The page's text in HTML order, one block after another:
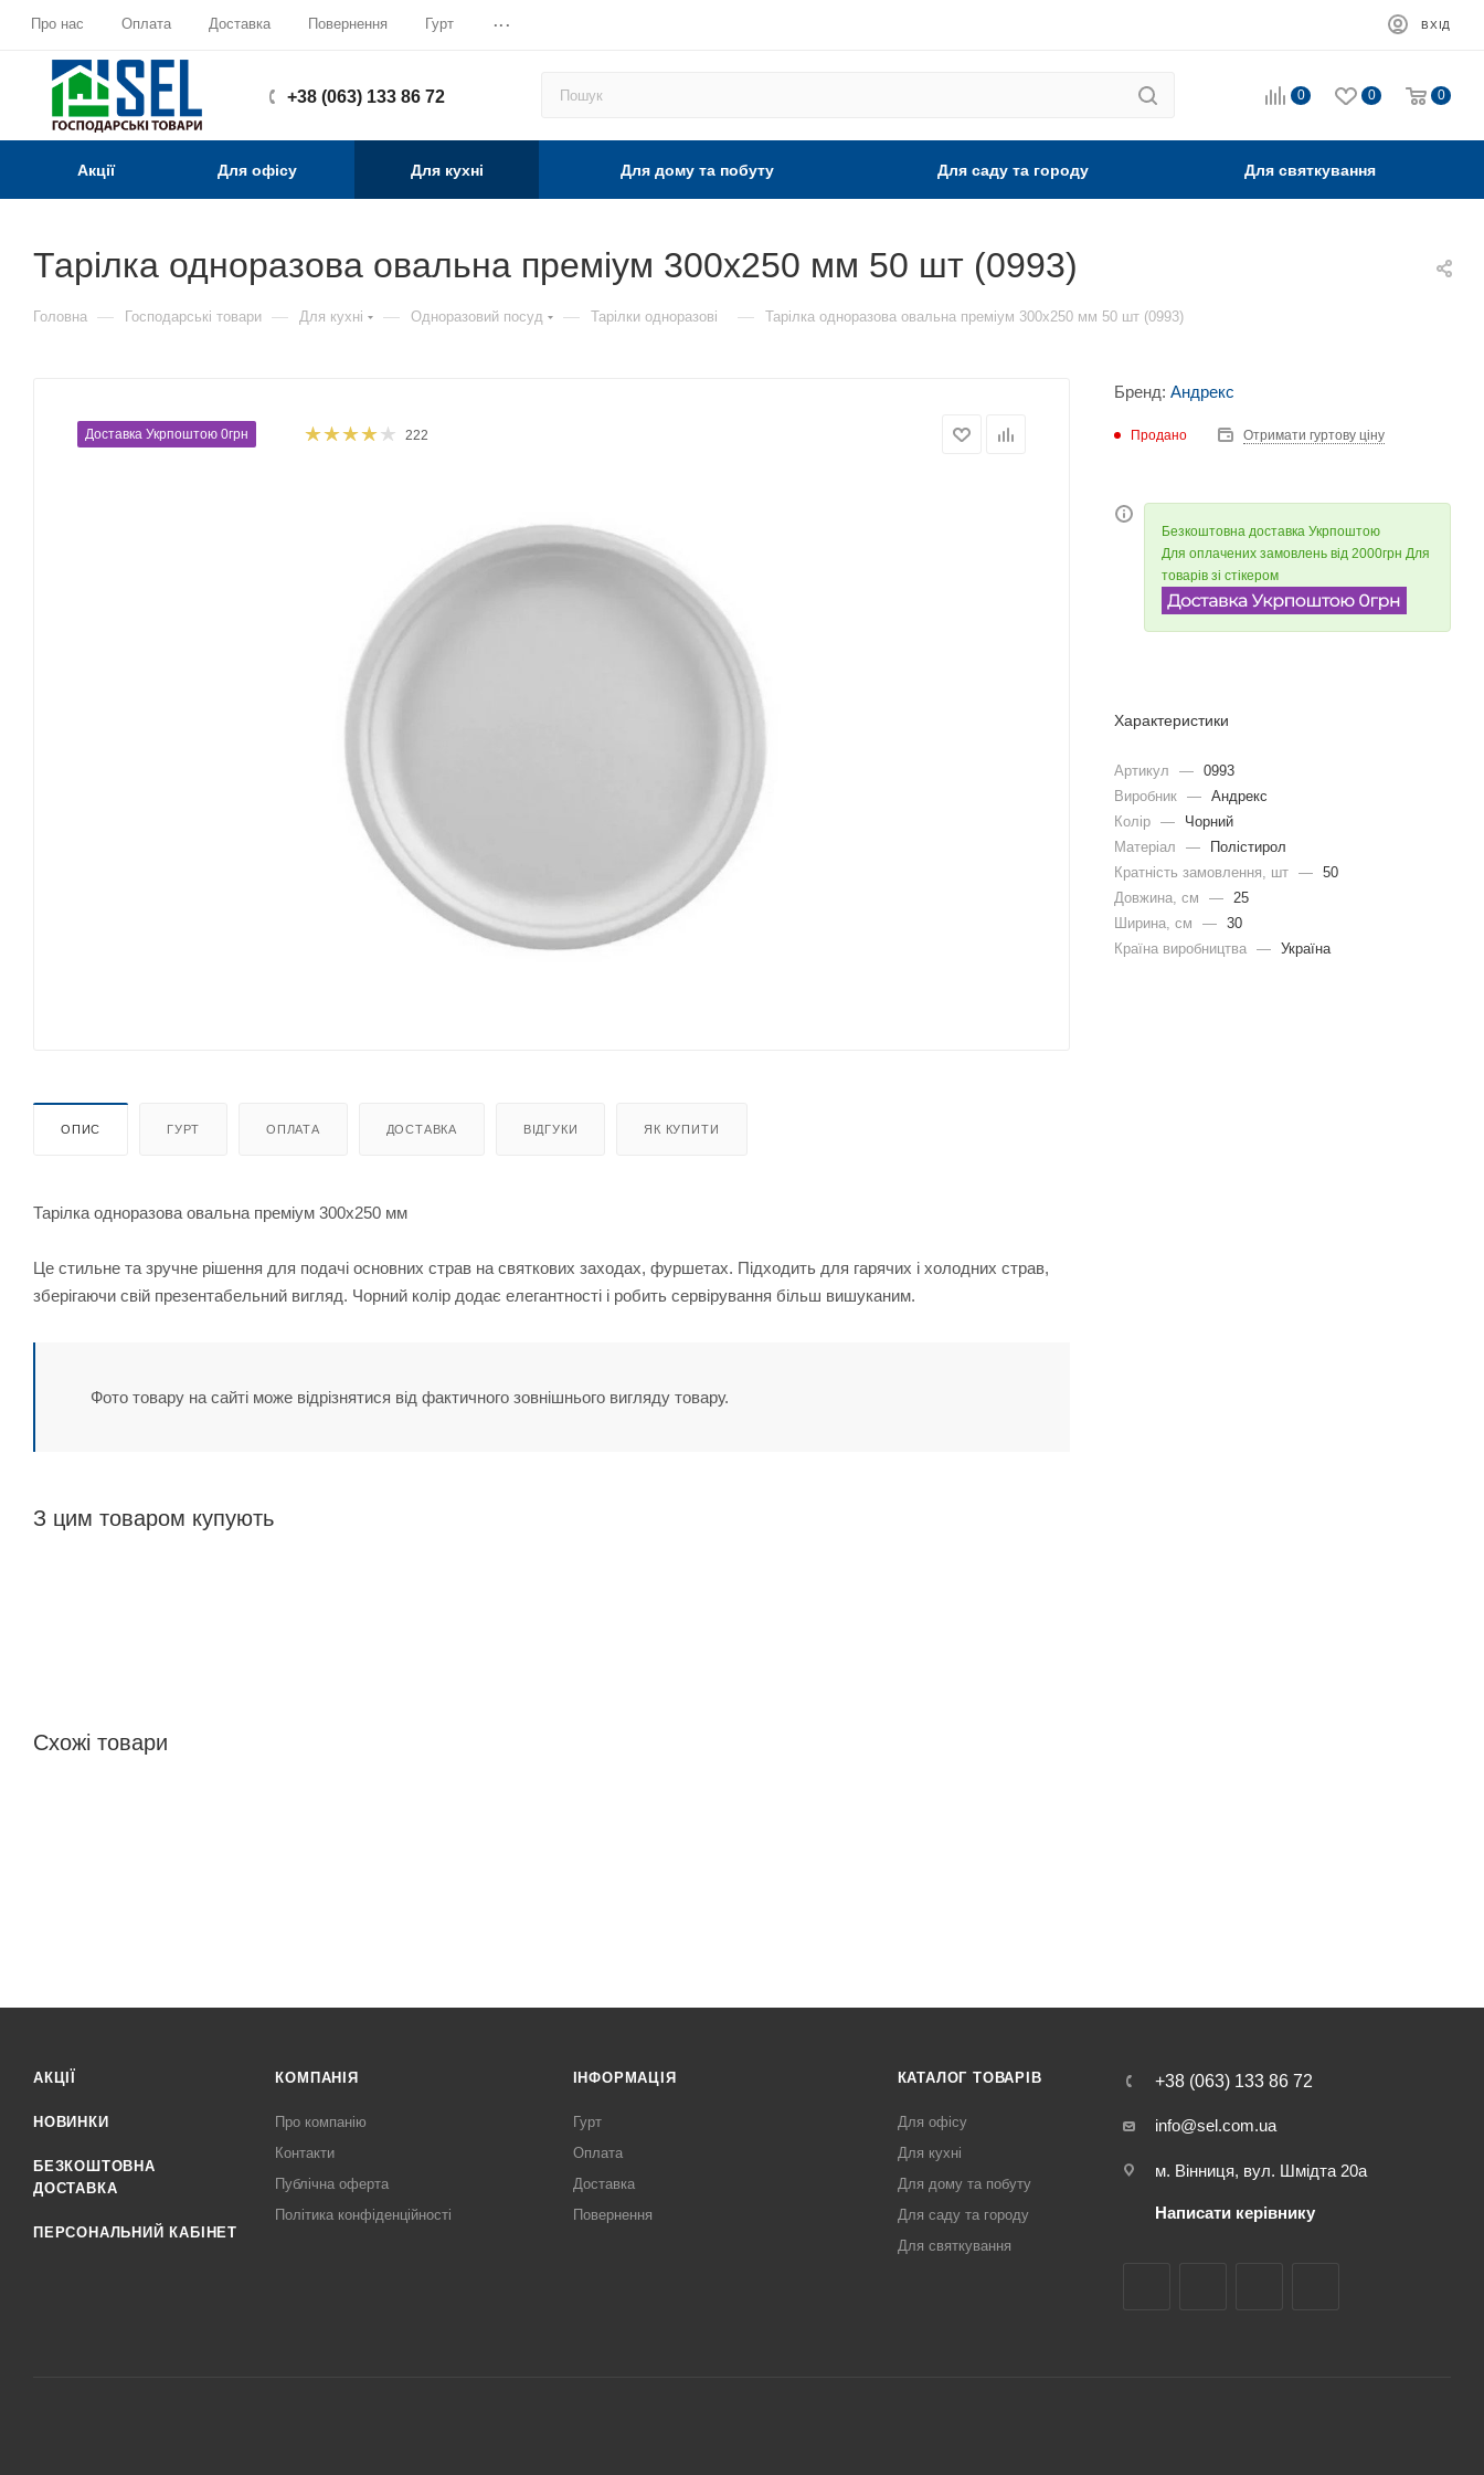
Про нас Оплата Доставка Повернення Гурт ... ВХІД
+38 (063) 133 86 72 0 0 0
Акції Для офісу Для кухні Для дому та побуту Для саду та городу Для святкування
Тарілка одноразова овальна преміум 300х250 мм 50 шт (0993)
Головна — Господарські товари — Для кухні — Одноразовий посуд — Тарілки одноразові — Тарілка одноразова овальна преміум 300х250 мм 50 шт (0993)
Доставка Укрпоштою 0грн 222
ОПИС ГУРТ ОПЛАТА ДОСТАВКА ВІДГУКИ ЯК КУПИТИ
Тарілка одноразова овальна преміум 300х250 мм
Це стильне та зручне рішення для подачі основних страв на святкових заходах, фуршетах. Підходить для гарячих і холодних страв,
зберігаючи свій презентабельний вигляд. Чорний колір додає елегантності і робить сервірування більш вишуканим.
Фото товару на сайті може відрізнятися від фактичного зовнішнього вигляду товару.
З цим товаром купують
Схожі товари
Бренд: Андрекс
Продано Отримати гуртову ціну
Безкоштовна доставка Укрпоштою
Для оплачених замовлень від 2000грн Для
товарів зі стікером
Характеристики
Артикул — 0993
Виробник — Андрекс
Колір —
Чорний
Матеріал
—
Полістирол
Кратність замовлення, шт — 50
Довжина, cм
—
25
Ширина, cм
— 30
Країна виробництва — Україна
АКЦІЇ
НОВИНКИ
БЕЗКОШТОВНА
ДОСТАВКА
ПЕРСОНАЛЬНИЙ КАБІНЕТ
КОМПАНІЯ
Про компанію
Контакти
Публічна оферта
Політика конфіденційності
ІНФОРМАЦІЯ
Гурт
Оплата
Доставка
Повернення
КАТАЛОГ ТОВАРІВ
Для офісу
Для кухні
Для дому та побуту
Для саду та городу
Для святкування
+38 (063) 133 86 72
info@sel.com.ua
м. Вінниця, вул. Шмідта 20а
Написати керівнику